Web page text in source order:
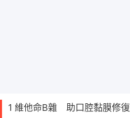
1 維他命B雜 助口腔黏膜修復